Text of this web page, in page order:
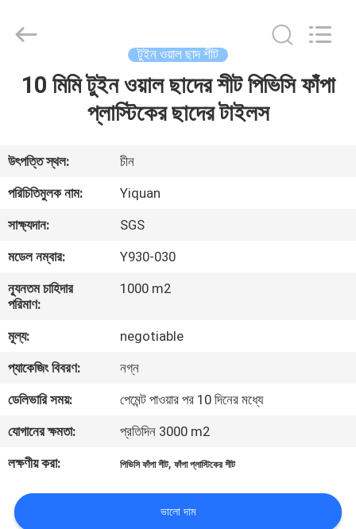
বাড়ি
আমাদের
সম্পর্কে
কারখানা
ভ্রমণ
মান
নিয়ন্ত্রণ
যোগাযোগ
করুন
BLOG
Building
Material
Reserved.
টুইন ওয়াল ছাদ শীট
10 মিমি টুইন ওয়াল ছাদের শীট পিভিসি ফাঁপা
প্লাস্টিকের ছাদের টাইলস
উৎপত্তি স্থল:
চীন
পরিচিতিমুলক নাম:
Yiquan
সাক্ষ্যদান:
SGS
মডেল নম্বার:
Y930-030
ন্যূনতম চাহিদার
পরিমাণ:
1000 m2
মূল্য:
negotiable
প্যাকেজিং বিবরণ:
নগ্ন
ডেলিভারি সময়:
পেমেন্ট পাওয়ার পর 10 দিনের মধ্যে
যোগানের ক্ষমতা:
প্রতিদিন 3000 m2
লক্ষণীয় করা:
পিভিসি ফাঁপা শীট,ফাঁপা প্লাস্টিকের শীট
ভালো দাম